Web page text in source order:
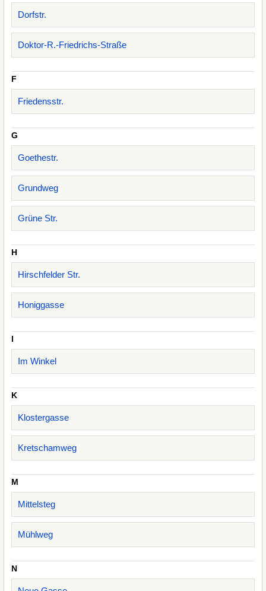
Dorfstr.
Doktor-R.-Friedrichs-Straße
F
Friedensstr.
G
Goethestr.
Grundweg
Grüne Str.
H
Hirschfelder Str.
Honiggasse
I
Im Winkel
K
Klostergasse
Kretschamweg
M
Mittelsteg
Mühlweg
N